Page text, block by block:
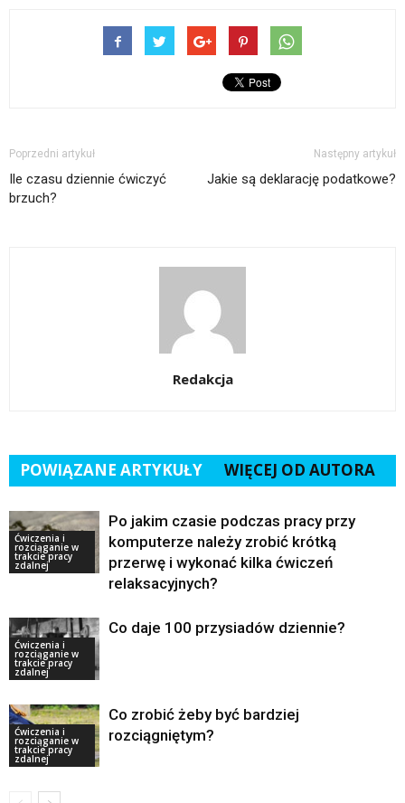
Poprzedni artykuł
Ile czasu dziennie ćwiczyć
brzuch?
Następny artykuł
Jakie są deklarację podatkowe?
Redakcja
POWIĄZANE ARTYKUŁY WIĘCEJ OD AUTORA
Ćwiczenia i
rozciąganie w
trakcie pracy
zdalnej
Po jakim czasie podczas pracy przy
komputerze należy zrobić krótką
przerwę i wykonać kilka ćwiczeń
relaksacyjnych?
Ćwiczenia i
rozciąganie w
trakcie pracy
zdalnej
Co daje 100 przysiadów dziennie?
Ćwiczenia i
rozciąganie w
trakcie pracy
zdalnej
Co zrobić żeby być bardziej
rozciągniętym?